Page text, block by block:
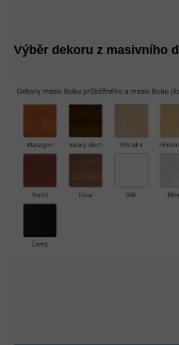
Výběr dekoru z masivního